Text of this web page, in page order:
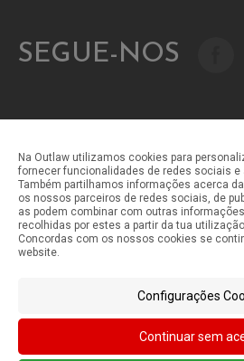
SEGUE-NOS
Métodos de pagamento
Métodos de envio
©Outlaw Parts 2024 . Todos os direitos
Na Outlaw utilizamos cookies para
fornecer funcionalidades de redes sociais e
Também partilhamos informações acerca
os nossos parceiros de redes sociais, de
as podem combinar com outras
recolhidas por estes a partir da tua
Concordas com os nossos cookies se
website.
Configurações
Continuar sem